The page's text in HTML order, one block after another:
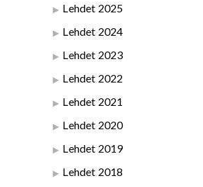
Lehdet 2025
Lehdet 2024
Lehdet 2023
Lehdet 2022
Lehdet 2021
Lehdet 2020
Lehdet 2019
Lehdet 2018